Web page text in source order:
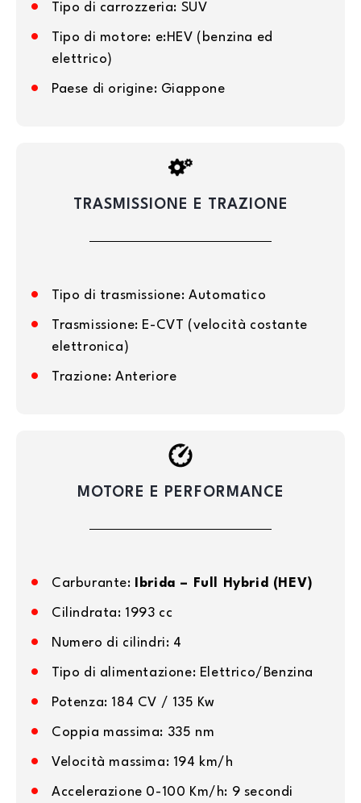
Tipo di carrozzeria: SUV
Tipo di motore: e:HEV (benzina ed
elettrico)
Paese di origine: Giappone
TRASMISSIONE E TRAZIONE
Tipo di trasmissione: Automatico
Trasmissione: E-CVT (velocità costante
elettronica)
Trazione: Anteriore
MOTORE E PERFORMANCE
Carburante: Ibrida – Full Hybrid (HEV)
Cilindrata: 1993 cc
Numero di cilindri: 4
Tipo di alimentazione: Elettrico/Benzina
Potenza: 184 CV / 135 Kw
Coppia massima: 335 nm
Velocità massima: 194 km/h
Accelerazione 0-100 Km/h: 9 secondi